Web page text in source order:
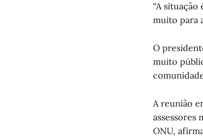
“A
muito para
O
muito
A reunião
assessores
ONU,